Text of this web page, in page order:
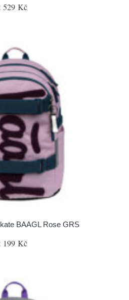
529 Kč
BAAGL Rose GRS
199 Kč